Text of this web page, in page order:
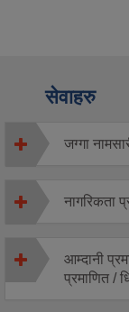
सेवाहरु
जग्गा
नागरिकता
आम्दानी
प्रमाणित /